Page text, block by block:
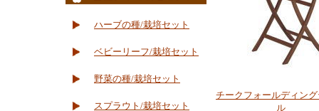
ハーブの種/栽培セット
ベビーリーフ/栽培セット
野菜の種/栽培セット
スプラウト/栽培セット
チークフォールディン
ル